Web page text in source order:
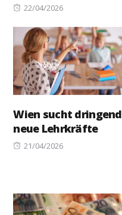
Posted
22/04/2026
Wien sucht dringend
neue Lehrkräfte
Posted
21/04/2026